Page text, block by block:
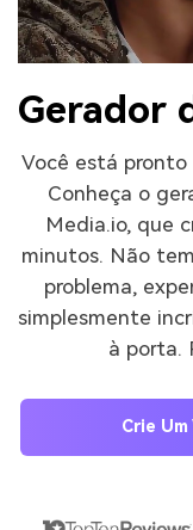
Gerador
Você está pronto
Conheça o
Media.io, que
minutos. Não
problema,
simplesmente
à porta.
Crie